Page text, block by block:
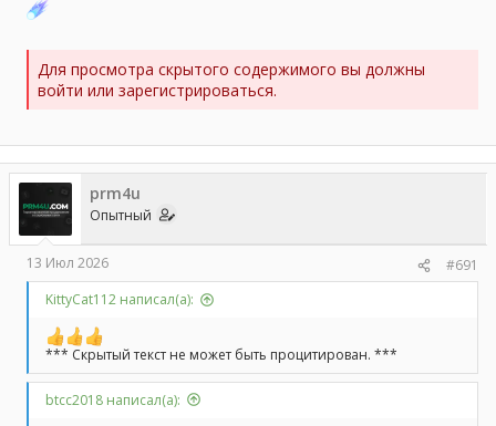
Для просмотра скрытого содержимого вы должны
войти или зарегистрироваться.
prm4u
Опытный
13 Июл 2026
#691
KittyCat112 написал(а):
*** Скрытый текст не может быть процитирован. ***
btcc2018 написал(а):